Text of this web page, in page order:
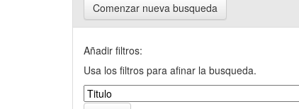
Comenzar nueva busqueda
Añadir filtros:
Usa los filtros para afinar la busqueda.